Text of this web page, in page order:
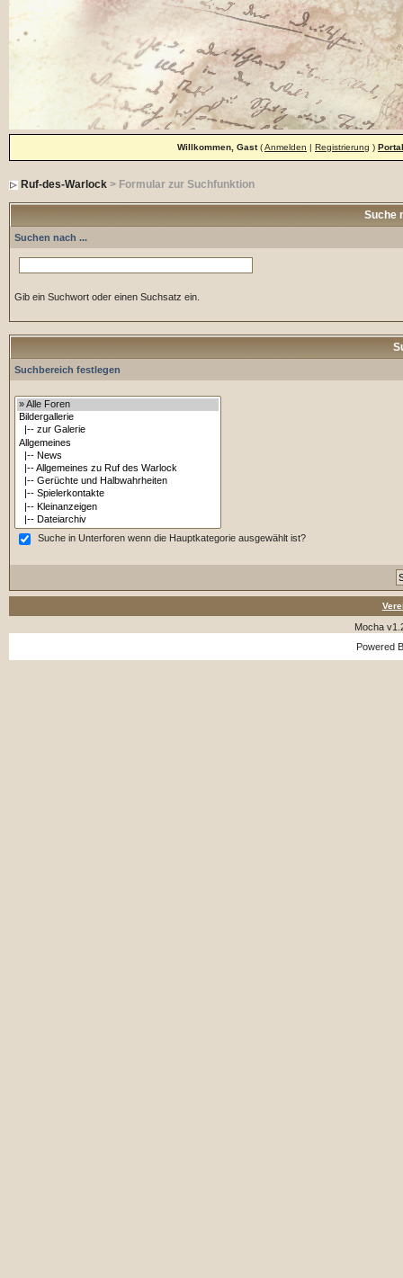
Willkommen, Gast(Anmelden | Registrierung ) Portal
Ruf-des-Warlock> Formular zur Suchfunktion
Suche
Suchen nach ...
Gib ein Suchwort oder einen Suchsatz ein.
Suchbereich festlegen
Suche in Unterforen wenn die Hauptkategorie ausgewählt ist?
Mocha
Powered